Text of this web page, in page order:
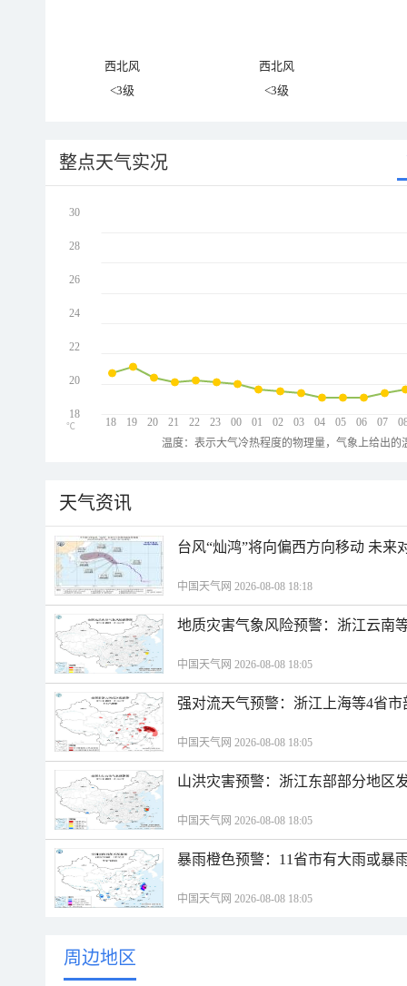
西北风
西北风
<3级
<3级
整点天气实况
18 19 20 21 22 23 00 01 02 03 04 05 06 07
30
28
26
24
22
20
18
℃
温度：表示大气冷热程度的物理量，气象上给出
天气资讯
台风“灿鸿”将向偏西方向移动 未来
中国天气网 2026-08-08 18:18
地质灾害气象风险预警：浙江云南
中国天气网 2026-08-08 18:05
强对流天气预警：浙江上海等4省
中国天气网 2026-08-08 18:05
山洪灾害预警：浙江东部部分地区
中国天气网 2026-08-08 18:05
暴雨橙色预警：11省市有大雨或暴
中国天气网 2026-08-08 18:05
周边地区